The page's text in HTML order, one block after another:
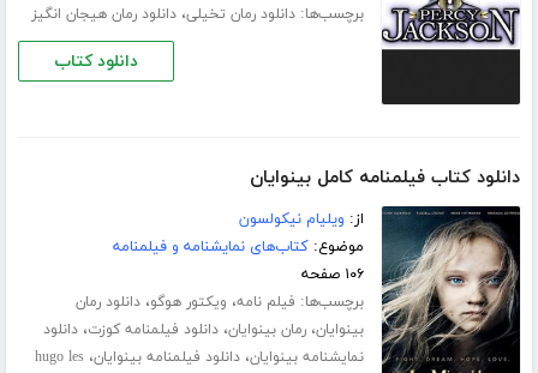
برچسب‌ها:دانلود رمان تخیلی،دانلود رمان هیجان انگیز
دانلود کتاب
دانلود کتاب فیلمنامه کامل بینوایان
از: ویلیام نیکولسون
موضوع:کتاب‌های نمایشنامه و فیلمنامه
۱۰۶ صفحه
برچسب‌ها: فیلم نامه، ویکتور هوگو،دانلود رمان
بینوایان،رمان بینوایان،دانلود فیلمنامه کوزت،دانلود
نمایشنامه بینوایان،دانلود فیلمنامه بینوایان،hugo les